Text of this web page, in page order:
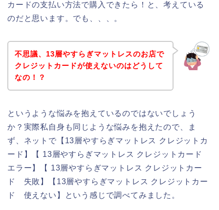
カードの支払い方法で購入できたら！と、考えている
のだと思います。でも、、、。
不思議、13層やすらぎマットレスのお店で
クレジットカードが使えないのはどうして
なの！？
というような悩みを抱えているのではないでしょう
か？実際私自身も同じような悩みを抱えたので、ま
ず、ネットで【13層やすらぎマットレス クレジットカ
ード】【 13層やすらぎマットレス クレジットカード
エラー】【 13層やすらぎマットレス クレジットカー
ド 失敗】【13層やすらぎマットレス クレジットカー
ド 使えない】という感じで調べてみました。